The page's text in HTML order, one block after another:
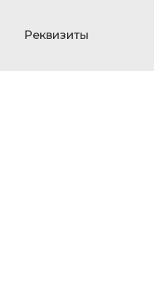
Реквизиты